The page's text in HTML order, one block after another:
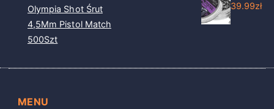
Olympia Shot Śrut
4,5Mm Pistol Match
500Szt
39.99zł
MENU